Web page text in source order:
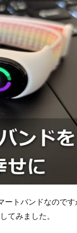
ートバンドなので
てみました。